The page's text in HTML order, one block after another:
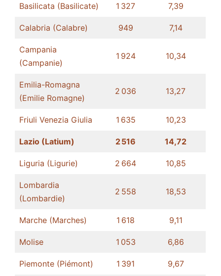
Basilicata (Basilicate) 1 327 7,39
Calabria (Calabre) 949 7,14
Campania
(Campanie)
1 924 10,34​
Emilia-Romagna
(Emilie Romagne)
2 036 13,27​
Friuli Venezia Giulia 1 635 10,23​
Lazio (Latium) 2 516 14,72
Liguria (Ligurie) 2 664 10,85
Lombardia
(Lombardie)
2 558 18,53
Marche (Marches) 1 618 9,11
Molise 1 053 6,86
Piemonte (Piémont) 1 391 9,67